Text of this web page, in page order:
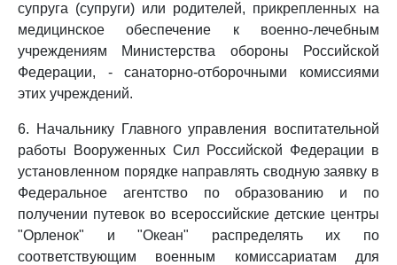
супруга (супруги) или родителей, прикрепленных на
медицинское обеспечение к военно-лечебным
учреждениям Министерства обороны Российской
Федерации, - санаторно-отборочными комиссиями
этих учреждений.
6. Начальнику Главного управления воспитательной
работы Вооруженных Сил Российской Федерации в
установленном порядке направлять сводную заявку в
Федеральное агентство по образованию и по
получении путевок во всероссийские детские центры
"Орленок" и "Океан" распределять их по
соответствующим военным комиссариатам для